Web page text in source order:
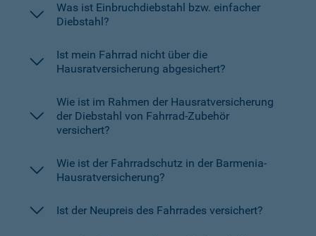
Was ist Einbruchdiebstahl bzw. einfacher
Diebstahl?
Ist mein Fahrrad nicht über die
Hausratversicherung abgesichert?
Wie ist im Rahmen der Hausratversicherung
der Diebstahl von Fahrrad-Zubehör
versichert?
Wie ist der Fahrradschutz in der Barmenia-
Hausratversicherung?
Ist der Neupreis des Fahrrades versichert?